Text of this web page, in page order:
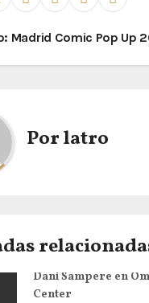
Madrid Comic Pop Up
Porlatro
Dani Sampere en
Center